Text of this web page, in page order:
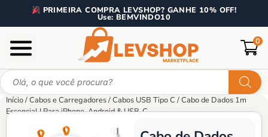
PRIMEIRA COMPRA LEVSHOP? GANHE 10% OFF!
Use: BEMVINDO10
0
Início/Cabos e Carregadores/Cabos USB Tipo C / Cabo de Dados 1m
Essencial | Para iPhone, Android & USB-C